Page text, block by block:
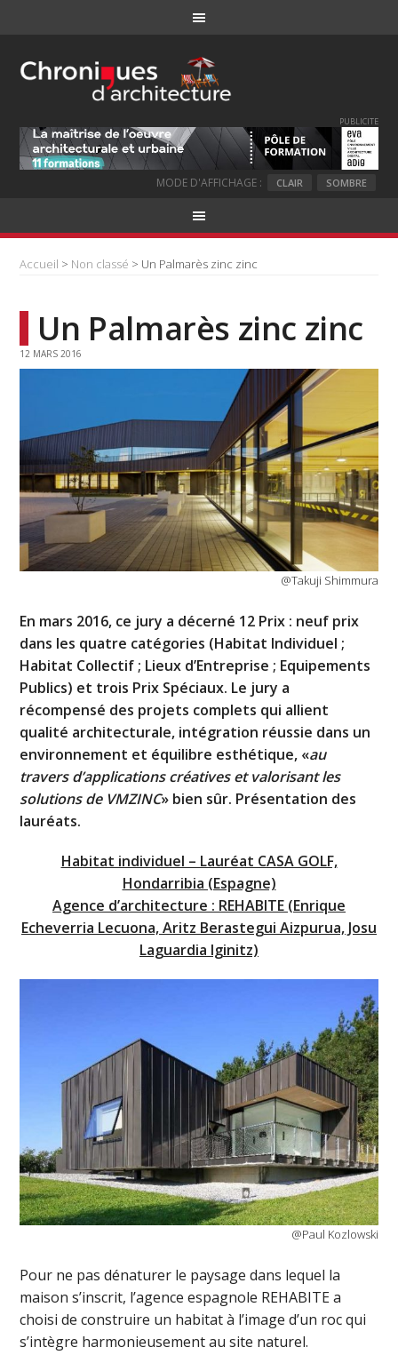
PUBLICITE
MODE D'AFFICHAGE : CLAIR SOMBRE
Accueil > Non classé > Un Palmarès zinc zinc
Un Palmarès zinc zinc
12 MARS 2016
@Takuji Shimmura
En mars 2016, ce jury a décerné 12 Prix : neuf prix
dans les quatre catégories (Habitat Individuel ;
Habitat Collectif ; Lieux d’Entreprise ; Equipements
Publics) et trois Prix Spéciaux. Le jury a
récompensé des projets complets qui allient
qualité architecturale, intégration réussie dans un
environnement et équilibre esthétique, «au
travers d’applications créatives et valorisant les
solutions de VMZINC» bien sûr. Présentation des
lauréats.
Habitat individuel – Lauréat CASA GOLF,
Hondarribia (Espagne)
Agence d’architecture : REHABITE (Enrique
Echeverria Lecuona, Aritz Berastegui Aizpurua, Josu
Laguardia Iginitz)
@Paul Kozlowski
Pour ne pas dénaturer le paysage dans lequel la
maison s’inscrit, l’agence espagnole REHABITE a
choisi de construire un habitat à l’image d’un roc qui
s’intègre harmonieusement au site naturel.